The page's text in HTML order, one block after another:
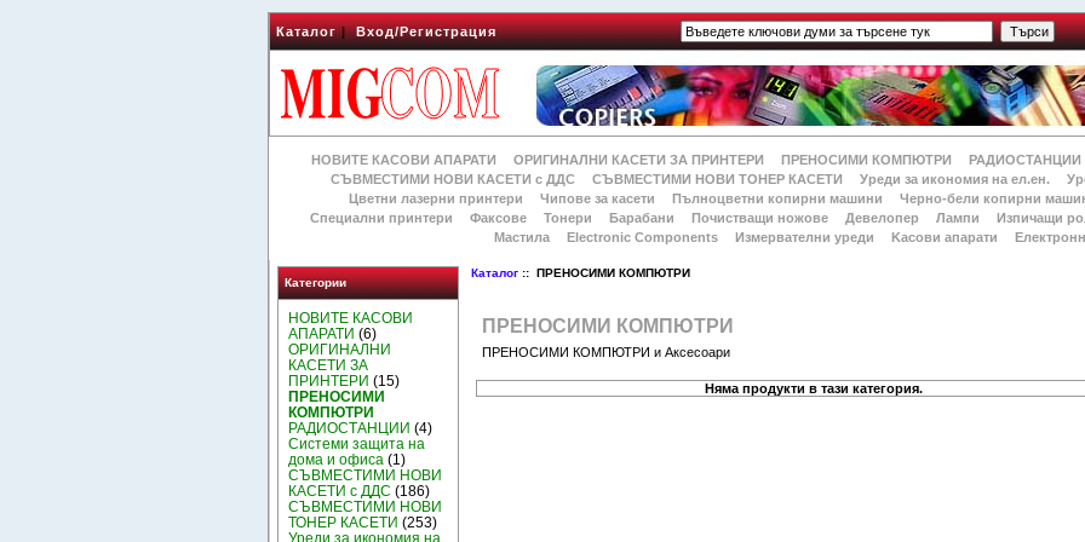
Каталог|Вход/Регистрация
НОВИТЕ КАСОВИ АПАРАТИ ОРИГИНАЛНИ КАСЕТИ ЗА ПРИНТЕРИ ПРЕНОСИМИ КОМПЮТРИ
РАДИОСТАНЦИИ
СЪВМЕСТИМИ НОВИ КАСЕТИ с ДДС
СЪВМЕСТИМИ НОВИ ТОНЕР КАСЕТИ Уреди за икономия на ел.ен.
Цветни лазерни принтери
Чипове за касети Пълноцветни копирни машини
Черно-бели копирни
Специални принтери
Факсове Тонери Барабани Почистващи ножове Девелопер Лампи
Изпичащи
Мастила
Electronic Components Измервателни уреди Kасови апарати
Категории
НОВИТЕ КАСОВИ
АПАРАТИ (6)
ОРИГИНАЛНИ
КАСЕТИ ЗА
ПРИНТЕРИ (15)
ПРЕНОСИМИ
КОМПЮТРИ
РАДИОСТАНЦИИ (4)
Системи защита на
дома и офиса (1)
СЪВМЕСТИМИ НОВИ
КАСЕТИ с ДДС (186)
СЪВМЕСТИМИ НОВИ
ТОНЕР КАСЕТИ (253)
Уреди за икономия на
Каталог :: ПРЕНОСИМИ КОМПЮТРИ
ПРЕНОСИМИ КОМПЮТРИ
ПРЕНОСИМИ КОМПЮТРИ и Аксесоари
Няма продукти в тази категория.